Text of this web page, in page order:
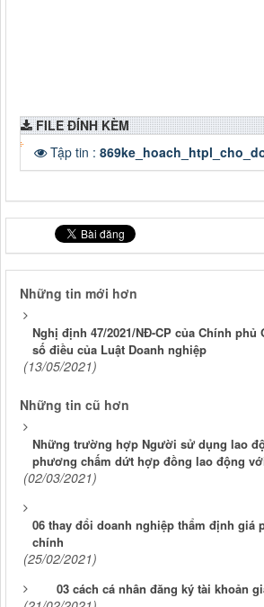
FILE ĐÍNH KÈM
Tập tin :
Những tin mới hơn
Nghị định 47/2021/NĐ-CP của Chính
số điều của Luật Doanh nghiệp
(13/05/2021)
Những tin cũ hơn
Những trường hợp Người sử dụng lao
phương chấm dứt hợp đồng lao động
(02/03/2021)
06 thay đổi doanh nghiệp thẩm định giá
chính
(25/02/2021)
03 cách cá nhân đăng ký tài khoản